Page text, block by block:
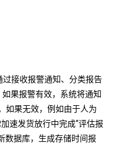
过接收报警通知、分类报告
果报警有效，系统将通知
如果无效，例如由于人为
速发货放行中完成“评估报
数据库，生成存储时间报